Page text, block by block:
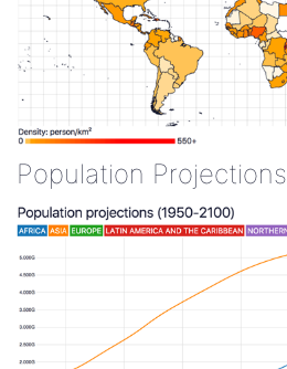
Population Projections